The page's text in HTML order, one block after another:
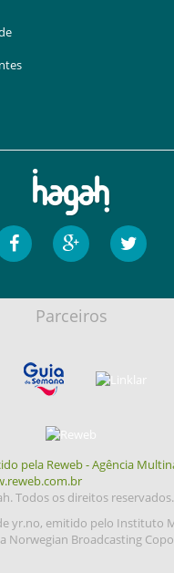
Parceiros
pela Reweb - Agência
Todos os direitos reservados.
yr.no, emitido pelo Instituto
Norwegian Broadcasting